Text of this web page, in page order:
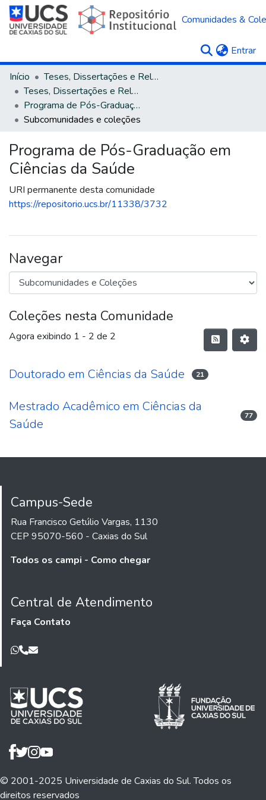
Comunidades &
Entrar
Início
Teses, Dissertações e Relatórios
Teses, Dissertações e Relatórios defendidos na UCS
Programa de Pós-Graduação em Ciências da Saúde
Subcomunidades e coleções
Programa de Pós-Graduação em
Ciências da Saúde
URI permanente desta comunidade
https://repositorio.ucs.br/11338/3732
Navegar
Coleções nesta Comunidade
Agora exibindo 1 - 2 de 2
Doutorado em Ciências da Saúde 21
Mestrado Acadêmico em Ciências da
Saúde
77
Campus-Sede
Rua Francisco Getúlio Vargas, 1130
CEP 95070-560 - Caxias do Sul
Todos os campi - Como chegar
Central de Atendimento
Faça Contato
© 2001-2025 Universidade de Caxias do Sul. Todos os
direitos reservados